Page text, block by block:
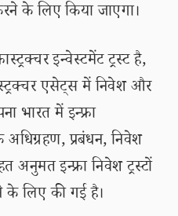
के लिए किया जाएगा।
इन्वेस्टमेंट ट्रस्ट है,
एसेट्स में निवेश और
भारत में इन्फ्रा
अधिग्रहण, प्रबंधन, निवेश
इन्फ्रा निवेश ट्रस्टों
के लिए की गई है।